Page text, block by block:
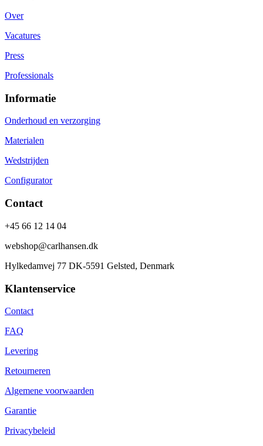
Over
Vacatures
Press
Professionals
Informatie
Onderhoud en verzorging
Materialen
Wedstrijden
Configurator
Contact
+45 66 12 14 04
webshop@carlhansen.dk
Hylkedamvej 77 DK-5591 Gelsted, Denmark
Klantenservice
Contact
FAQ
Levering
Retourneren
Algemene voorwaarden
Garantie
Privacybeleid